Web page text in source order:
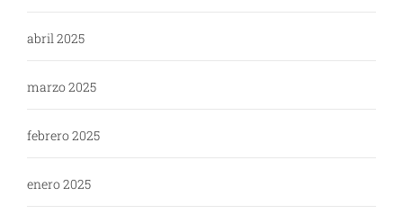
abril 2025
marzo 2025
febrero 2025
enero 2025